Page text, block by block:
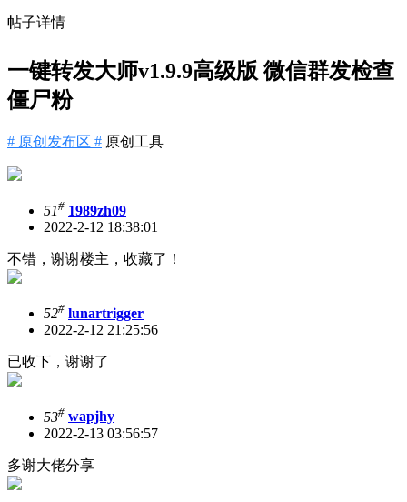
帖子详情
一键转发大师v1.9.9高级版 微信群发检查
僵尸粉
# 原创发布区 # 原创工具
51# 1989zh09
2022-2-12 18:38:01
不错，谢谢楼主，收藏了！
52# lunartrigger
2022-2-12 21:25:56
已收下，谢谢了
53# wapjhy
2022-2-13 03:56:57
多谢大佬分享